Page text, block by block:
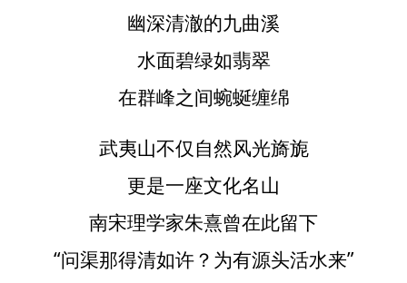
幽深清澈的九曲溪
水面碧绿如翡翠
在群峰之间蜿蜒缠绵
武夷山不仅自然风光旖旎
更是一座文化名山
南宋理学家朱熹曾在此留下
“问渠那得清如许？为有源头活水来”